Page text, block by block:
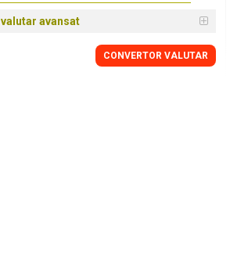
avansat
CONVERTOR VALUTAR